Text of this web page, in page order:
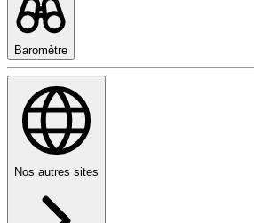
Baromètre
Nos autres sites